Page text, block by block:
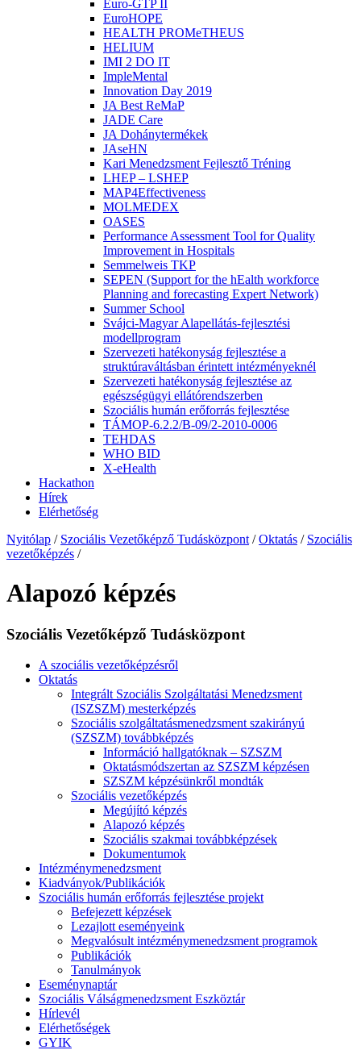
Euro-GTP II
EuroHOPE
HEALTH PROMeTHEUS
HELIUM
IMI 2 DO IT
ImpleMental
Innovation Day 2019
JA Best ReMaP
JADE Care
JA Dohánytermékek
JAseHN
Kari Menedzsment Fejlesztő Tréning
LHEP – LSHEP
MAP4Effectiveness
MOLMEDEX
OASES
Performance Assessment Tool for Quality
Improvement in Hospitals
Semmelweis TKP
SEPEN (Support for the hEalth workforce
Planning and forecasting Expert Network)
Summer School
Svájci-Magyar Alapellátás-fejlesztési
modellprogram
Szervezeti hatékonyság fejlesztése a
struktúraváltásban érintett intézményeknél
Szervezeti hatékonyság fejlesztése az
egészségügyi ellátórendszerben
Szociális humán erőforrás fejlesztése
TÁMOP-6.2.2/B-09/2-2010-0006
TEHDAS
WHO BID
X-eHealth
Hackathon
Hírek
Elérhetőség
Nyitólap / Szociális Vezetőképző Tudásközpont / Oktatás / Szociális
vezetőképzés /
Alapozó képzés
Szociális Vezetőképző Tudásközpont
A szociális vezetőképzésről
Oktatás
Integrált Szociális Szolgáltatási Menedzsment
(ISZSZM) mesterképzés
Szociális szolgáltatásmenedzsment szakirányú
(SZSZM) továbbképzés
Információ hallgatóknak – SZSZM
Oktatásmódszertan az SZSZM képzésen
SZSZM képzésünkről mondták
Szociális vezetőképzés
Megújító képzés
Alapozó képzés
Szociális szakmai továbbképzések
Dokumentumok
Intézménymenedzsment
Kiadványok/Publikációk
Szociális humán erőforrás fejlesztése projekt
Befejezett képzések
Lezajlott eseményeink
Megvalósult intézménymenedzsment programok
Publikációk
Tanulmányok
Eseménynaptár
Szociális Válságmenedzsment Eszköztár
Hírlevél
Elérhetőségek
GYIK